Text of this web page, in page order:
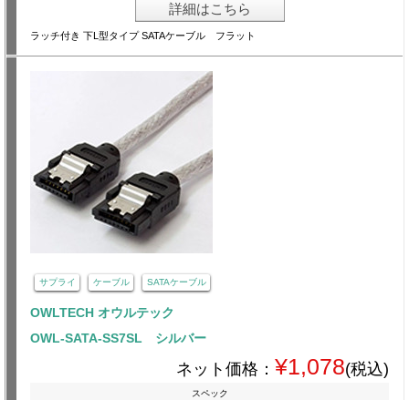
詳細はこちら
ラッチ付き 下L型タイプ SATAケーブル フラット
サプライ ケーブル SATAケーブル
OWLTECH オウルテック
OWL-SATA-SS7SL シルバー
ネット価格： ¥1,078(税込)
スペック